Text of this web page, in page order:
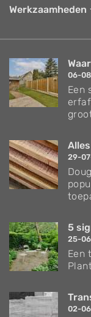
Werkzaamheden
06-
Een
29-
5
25-
Een
02-